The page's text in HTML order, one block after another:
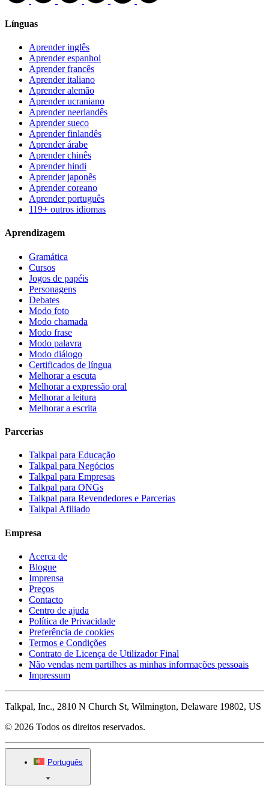
Línguas
Aprender inglês
Aprender espanhol
Aprender francês
Aprender italiano
Aprender alemão
Aprender ucraniano
Aprender neerlandês
Aprender sueco
Aprender finlandês
Aprender árabe
Aprender chinês
Aprender hindi
Aprender japonês
Aprender coreano
Aprender português
119+ outros idiomas
Aprendizagem
Gramática
Cursos
Jogos de papéis
Personagens
Debates
Modo foto
Modo chamada
Modo frase
Modo palavra
Modo diálogo
Certificados de língua
Melhorar a escuta
Melhorar a expressão oral
Melhorar a leitura
Melhorar a escrita
Parcerias
Talkpal para Educação
Talkpal para Negócios
Talkpal para Empresas
Talkpal para ONGs
Talkpal para Revendedores e Parcerias
Talkpal Afiliado
Empresa
Acerca de
Blogue
Imprensa
Preços
Contacto
Centro de ajuda
Política de Privacidade
Preferência de cookies
Termos e Condições
Contrato de Licença de Utilizador Final
Não vendas nem partilhes as minhas informações pessoais
Impressum
Talkpal, Inc., 2810 N Church St, Wilmington, Delaware 19802, US
© 2026 Todos os direitos reservados.
Português